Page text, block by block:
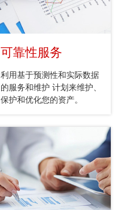
可靠性服务
利用基于预测性和实际数据
的服务和维护 计划来维护、
保护和优化您的资产。